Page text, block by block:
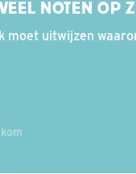
NOTEN OP
moet uitwijzen